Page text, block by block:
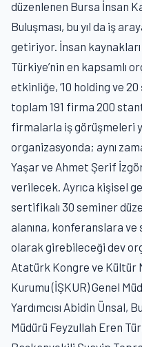
düzenlenen Bursa İnsan
Buluşması, bu yıl da iş
getiriyor. İnsan
Türkiye’nin en kapsamlı
etkinliğe, ‘10 holding ve
toplam 191 firma 200
firmalarla iş görüşmeleri
organizasyonda; aynı
Yaşar ve Ahmet Şerif
verilecek. Ayrıca kişisel
sertifikalı 30 seminer
alanına, konferanslara
olarak girebileceği dev
Atatürk Kongre ve Kültür
Kurumu (İŞKUR) Genel
Yardımcısı Abidin Ünsal,
Müdürü Feyzullah Eren